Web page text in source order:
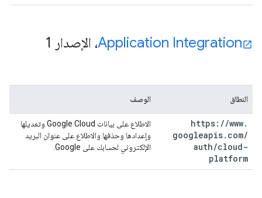
Application Integration، الإصدار 1
النطاق الوصف
https: //www.
googleapis. com/
auth/cloud-
platform
الاطلاع على بيانات Google Cloud وتعديلها
وإعدادها وحذفها والاطلاع على عنوان البريد
الإلكتروني لحسابك على Google.